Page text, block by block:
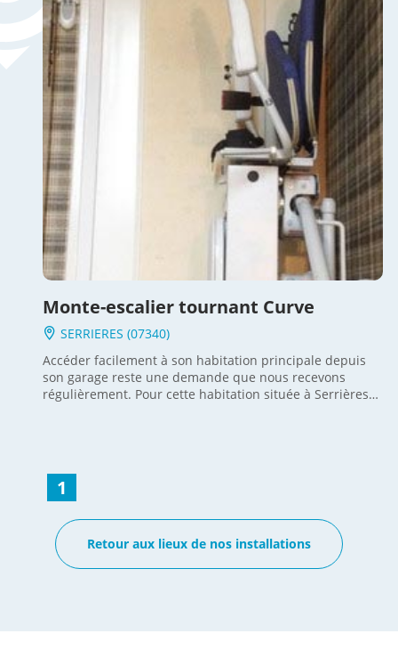
Monte-escalier tournant Curve
SERRIERES (07340)
Accéder facilement à son habitation principale depuis
son garage reste une demande que nous recevons
régulièrement. Pour cette habitation située à Serrières
sécurité d'utilisation. Voir des réalisations de chaises
montes escaliers sur-mesure tournants
1
Retour aux lieux de nos installations